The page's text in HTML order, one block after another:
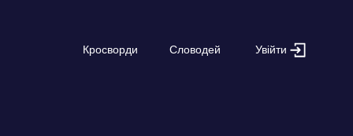
Кросворди Словодей Увійти